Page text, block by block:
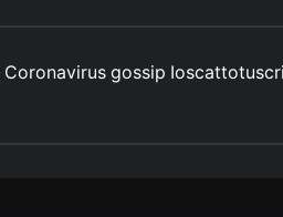
Coronavirus gossip